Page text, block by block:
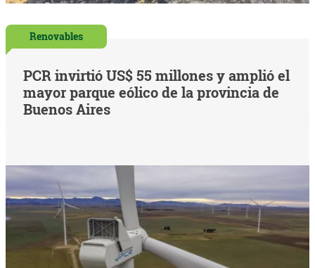
Renovables
PCR invirtió US$ 55 millones y amplió el
mayor parque eólico de la provincia de
Buenos Aires